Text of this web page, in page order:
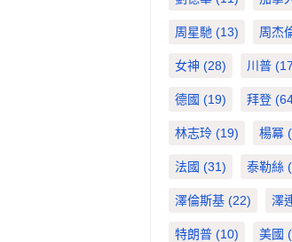
周星馳 (13) 周杰
女神 (28) 川普
德國 (19) 拜登
林志玲 (19) 楊冪
法國 (31) 泰勒絲
澤倫斯基 (22) 澤
特朗普 (10) 美國